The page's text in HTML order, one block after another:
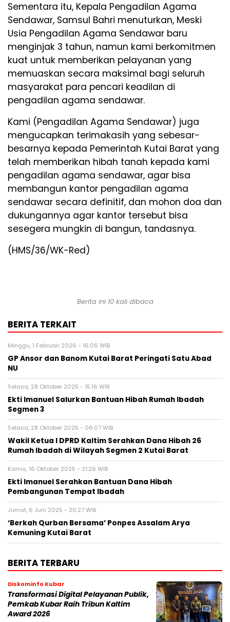
Sementara itu, Kepala Pengadilan Agama
Sendawar, Samsul Bahri menuturkan, Meski
Usia Pengadilan Agama Sendawar baru
menginjak 3 tahun, namun kami berkomitmen
kuat untuk memberikan pelayanan yang
memuaskan secara maksimal bagi seluruh
masyarakat para pencari keadilan di
pengadilan agama sendawar.
Kami (Pengadilan Agama Sendawar) juga
mengucapkan terimakasih yang sebesar-
besarnya kepada Pemerintah Kutai Barat yang
telah memberikan hibah tanah kepada kami
pengadilan agama sendawar, agar bisa
membangun kantor pengadilan agama
sendawar secara definitif, dan mohon doa dan
dukungannya agar kantor tersebut bisa
sesegera mungkin di bangun, tandasnya.
(HMS/36/WK-Red)
Berita ini 10 kali dibaca
BERITA TERKAIT
Minggu, 1 Februari 2026 - 16:06 WIB
GP Ansor dan Banom Kutai Barat Peringati Satu Abad
NU
Selasa, 28 Oktober 2025 - 15:16 WIB
Ekti Imanuel Salurkan Bantuan Hibah Rumah Ibadah
Segmen 3
Selasa, 28 Oktober 2025 - 06:07 WIB
Wakil Ketua I DPRD Kaltim Serahkan Dana Hibah 26
Rumah Ibadah di Wilayah Segmen 2 Kutai Barat
Kamis, 16 Oktober 2025 - 21:26 WIB
Ekti Imanuel Serahkan Bantuan Dana Hibah
Pembangunan Tempat Ibadah
Jumat, 6 Juni 2025 - 20:27 WIB
‘Berkah Qurban Bersama’ Ponpes Assalam Arya
Kemuning Kutai Barat
BERITA TERBARU
Diskominfo Kubar
Transformasi Digital Pelayanan Publik,
Pemkab Kubar Raih Tribun Kaltim
Award 2026